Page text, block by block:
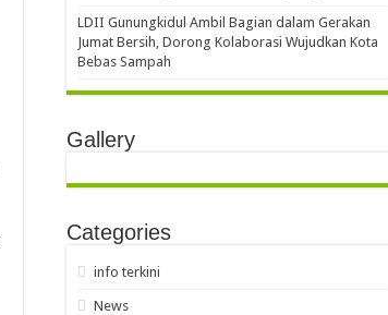
LDII Gunungkidul Ambil Bagian dalam Gerakan
Jumat Bersih, Dorong Kolaborasi Wujudkan Kota
Bebas Sampah
Gallery
Categories
info terkini
News